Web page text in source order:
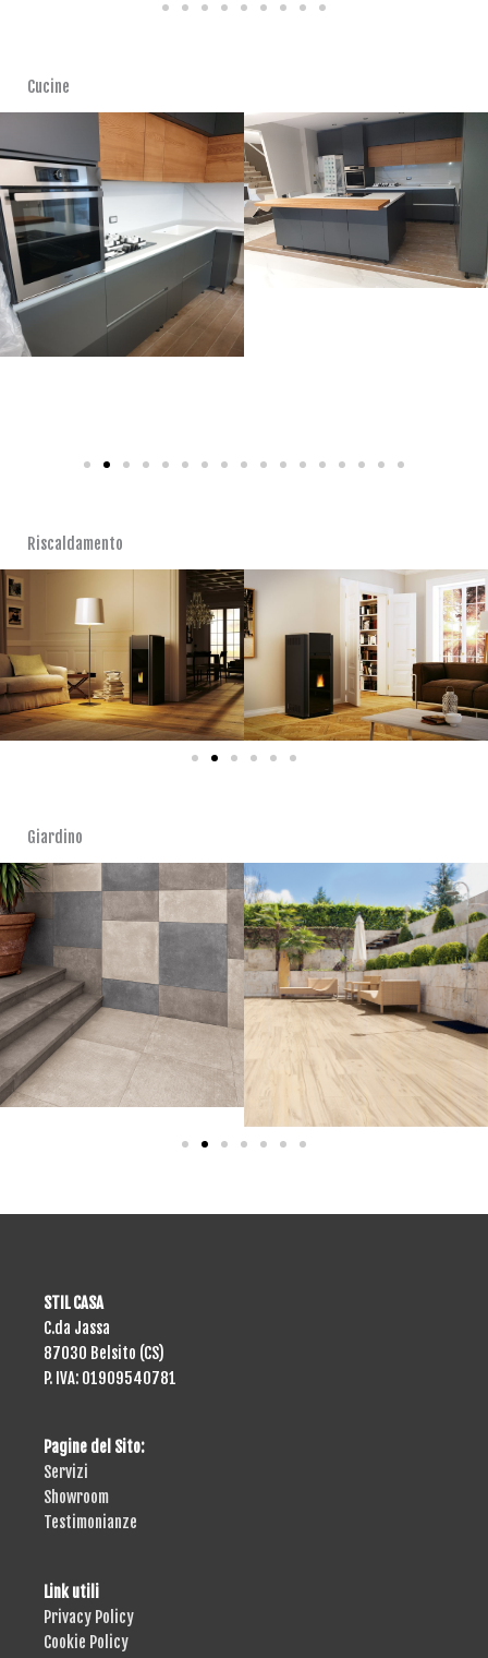
Cucine
Riscaldamento
Giardino
STIL CASA
C.da Jassa
87030 Belsito (CS)
P. IVA: 01909540781
Pagine del Sito:
Servizi
Showroom
Testimonianze
Link utili
Privacy Policy
Cookie Policy